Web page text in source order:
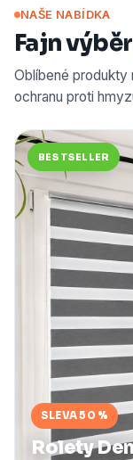
NAŠE NABÍDKA
Fajn
Oblíbené produkty
ochranu proti
BESTSELLER
SLEVA 50 %
Rolety